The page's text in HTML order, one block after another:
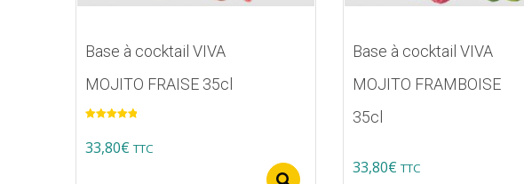
Base à cocktail VIVA
MOJITO FRAISE 35cl
sur 5
33,80€ TTC
Base à cocktail VIVA
MOJITO FRAMBOISE
35cl
33,80€ TTC